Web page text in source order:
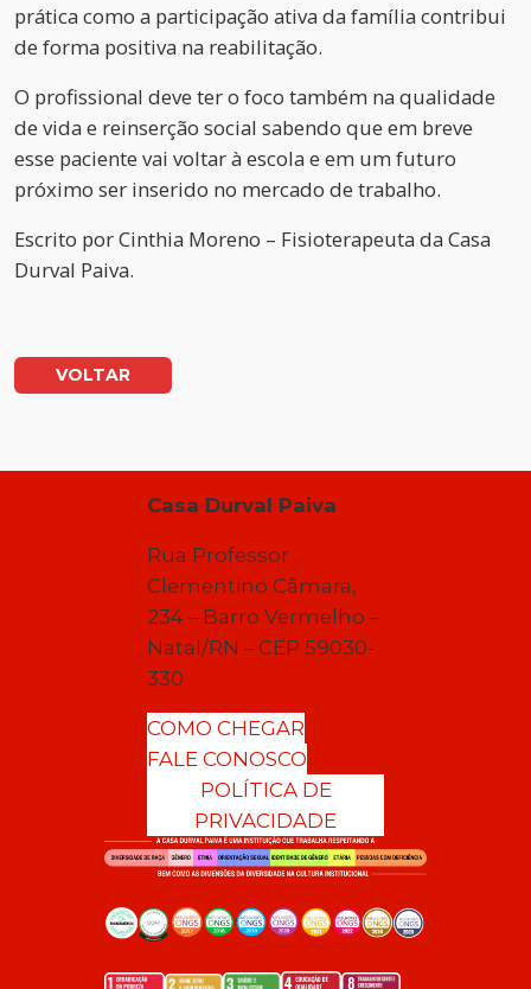
prática como a participação ativa da família contribui
de forma positiva na reabilitação.
O profissional deve ter o foco também na qualidade
de vida e reinserção social sabendo que em breve
esse paciente vai voltar à escola e em um futuro
próximo ser inserido no mercado de trabalho.
Escrito porCinthia Moreno – Fisioterapeuta da Casa
Durval Paiva.
VOLTAR
Casa Durval Paiva
Rua Professor
Clementino Câmara,
234 – Barro Vermelho –
Natal/RN – CEP 59030-
330
COMO CHEGAR
FALE CONOSCO
POLÍTICA DE
PRIVACIDADE